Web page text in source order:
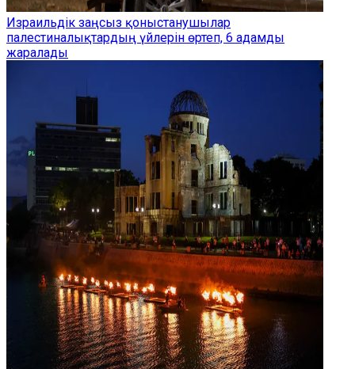
Израильдік заңсыз қоныстанушылар
палестиналықтардың үйлерін өртеп, 6 адамды
жаралады